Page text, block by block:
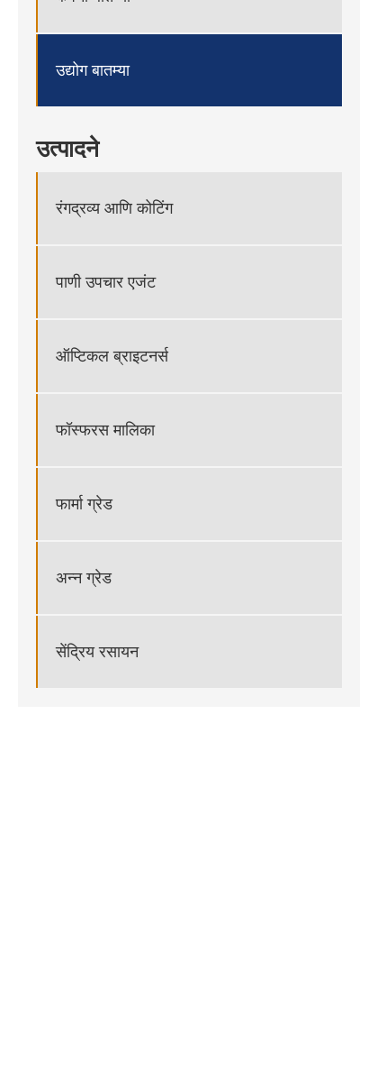
उद्योग बातम्या
उत्पादने
रंगद्रव्य आणि कोटिंग
पाणी उपचार एजंट
ऑप्टिकल ब्राइटनर्स
फॉस्फरस मालिका
फार्मा ग्रेड
अन्न ग्रेड
सेंद्रिय रसायन